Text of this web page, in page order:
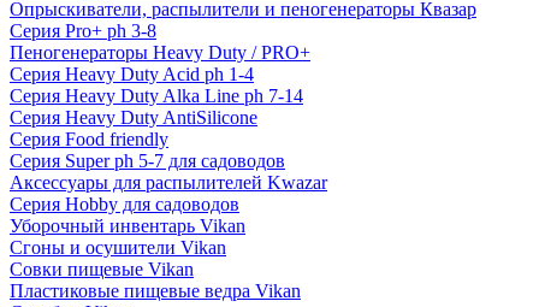
Опрыскиватели, распылители и пеногенераторы Квазар
Серия Pro+ ph 3-8
Пеногенераторы Heavy Duty / PRO+
Серия Heavy Duty Acid ph 1-4
Серия Heavy Duty Alka Line ph 7-14
Серия Heavy Duty AntiSilicone
Серия Food friendly
Серия Super ph 5-7 для садоводов
Аксессуары для распылителей Kwazar
Серия Hobby для садоводов
Уборочный инвентарь Vikan
Сгоны и осушители Vikan
Совки пищевые Vikan
Пластиковые пищевые ведра Vikan